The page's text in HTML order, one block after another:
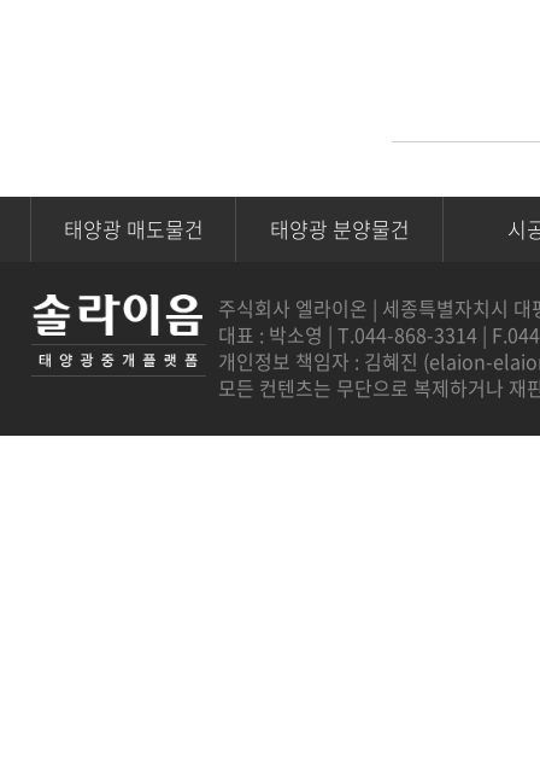
태양광 매도물건 태양광 분양물건 시
주식회사 엘라이온 | 세종특별자치시
대표 : 박소영 | T.044-868-3314 |
개인정보 책임자 : 김혜진 (elaion-
모든 컨텐츠는 무단으로 복제하거나